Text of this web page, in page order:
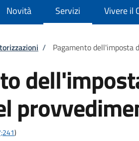
Novità Servizi Vivere il
/ Pagamento dell'imposta
)